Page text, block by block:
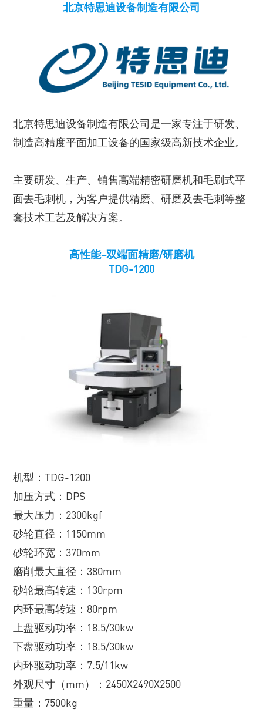
北京特思迪设备制造有限公司
北京特思迪设备制造有限公司是一家专注于研发、
制造高精度平面加工设备的国家级高新技术企业。
主要研发、生产、销售高端精密研磨机和毛刷式平
面去毛刺机，为客户提供精磨、研磨及去毛刺等整
套技术工艺及解决方案。
高性能–双端面精磨/研磨机
TDG-1200
机型：TDG-1200
加压方式：DPS
最大压力：2300kgf
砂轮直径：1150mm
砂轮环宽：370mm
磨削最大直径：380mm
砂轮最高转速：130rpm
内环最高转速：80rpm
上盘驱动功率：18.5/30kw
下盘驱动功率：18.5/30kw
内环驱动功率：7.5/11kw
外观尺寸（mm）：2450X2490X2500
重量：7500kg